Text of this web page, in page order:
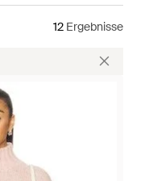
12 Ergebnisse